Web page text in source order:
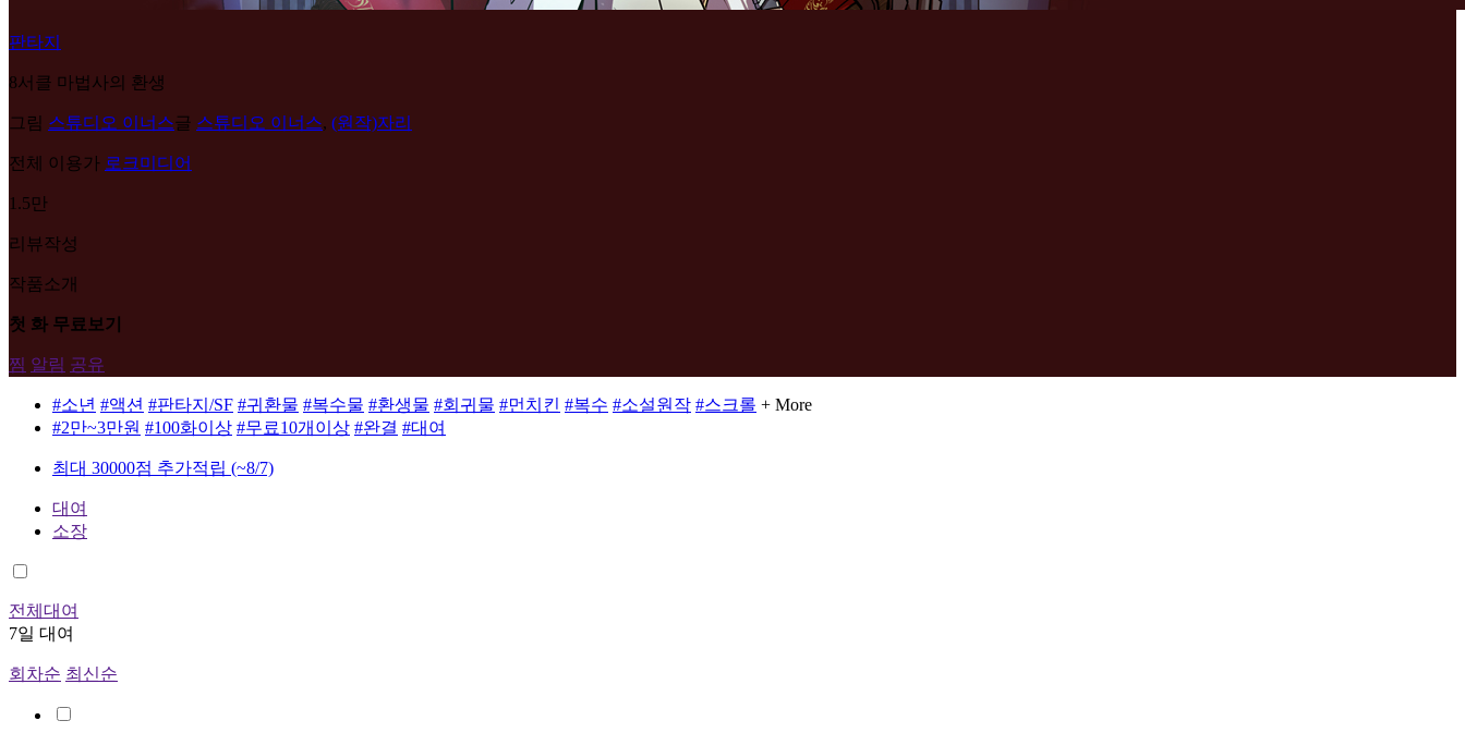
판타지
8서클 마법사의 환생
그림 스튜디오 이너스글 스튜디오 이너스, (원작)자리
전체 이용가 로크미디어
1.5만
리뷰작성
작품소개
첫 화 무료보기
찜 알림 공유
#소년 #액션 #판타지/SF #귀환물 #복수물 #환생물 #회귀물 #먼치킨 #복수 #소설원작 #스크롤 + More
#2만~3만원 #100화이상 #무료10개이상 #완결 #대여
최대 30000점 추가적립 (~8/7)
대여
소장
전체대여
7일 대여
회차순 최신순